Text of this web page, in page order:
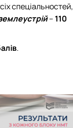
спеціальностей,
– 110
.